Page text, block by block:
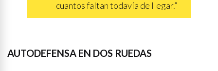
cuantos faltan todavía de llegar.”
AUTODEFENSA EN DOS RUEDAS